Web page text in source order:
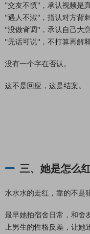
"交友不慎"，承认视频是真
"遇人不淑"，指认对方背刺
"没做背调"，承认自己大意
"无话可说"，不打算再解释
没有一个字在否认。
这不是回应，这是结案。
三、她是怎么
水水水的走红，靠的不是
最早她拍宿舍日常，和舍
上男生的性格反差，让她